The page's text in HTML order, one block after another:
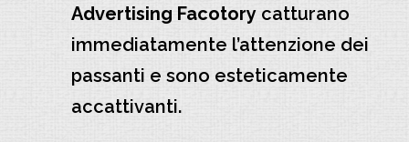
Advertising Facotory catturano
immediatamente l’attenzione dei
passanti e sono esteticamente
accattivanti.